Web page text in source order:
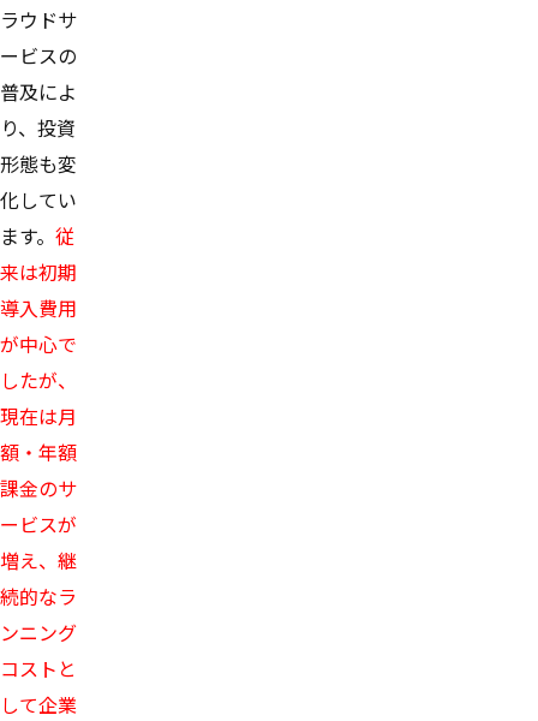
ラウドサ
ービスの
普及によ
り、投資
形態も変
化してい
ます。 従
来は初期
導入費用
が中心で
したが、
現在は月
額・年額
課金のサ
ービスが
増え、継
続的なラ
ンニング
コストと
して企業